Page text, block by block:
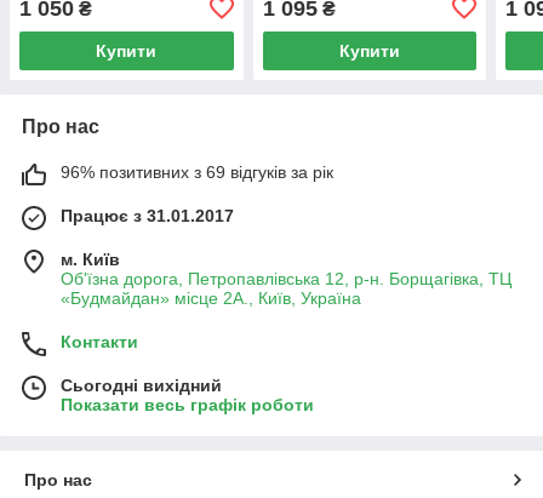
1 050 ₴
Купити
1 095₴
Купити
1
Про нас
96% позитивних з 69 відгуків за рік
Працює з 31.01.2017
м. Київ
Об'їзна дорога, Петропавлівська 12, р-н. Борщагівка, ТЦ
«Будмайдан» місце 2А., Київ, Україна
Контакти
Сьогодні вихідний
Показати весь графік роботи
Про нас